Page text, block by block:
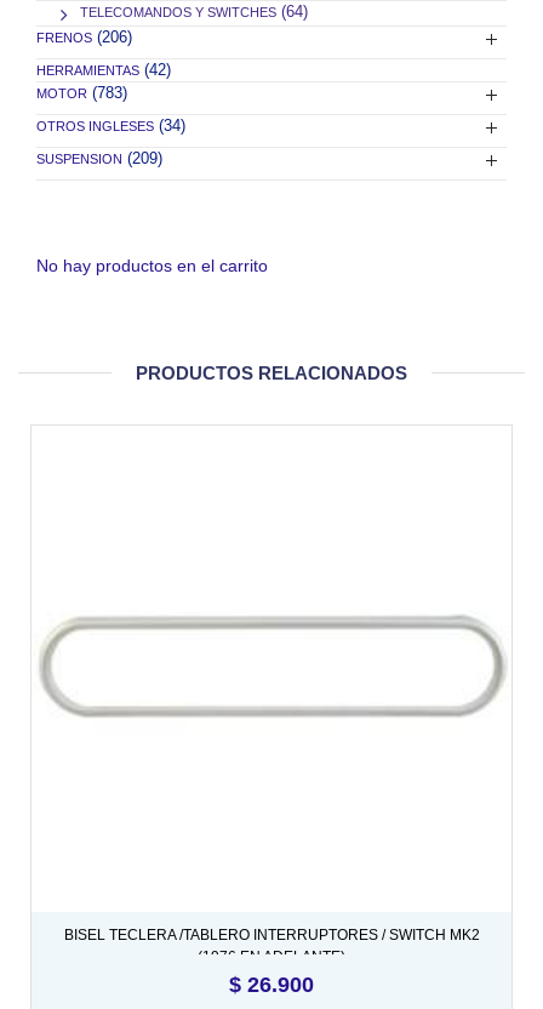
TELECOMANDOS Y SWITCHES (64)
FRENOS (206)
HERRAMIENTAS (42)
MOTOR (783)
OTROS INGLESES (34)
SUSPENSION (209)
No hay productos en el carrito
PRODUCTOS RELACIONADOS
BISEL TECLERA /TABLERO INTERRUPTORES / SWITCH MK2
(1976 EN ADELANTE)
$ 26.900